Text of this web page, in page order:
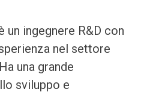
un ingegnere R&D con
nel settore
una grande
sviluppo e